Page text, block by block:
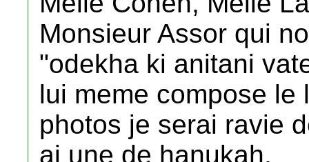
Monsieur Assor qui
"odekha ki anitani
lui meme compose
photos je serai ravie
ai une de hanukah.